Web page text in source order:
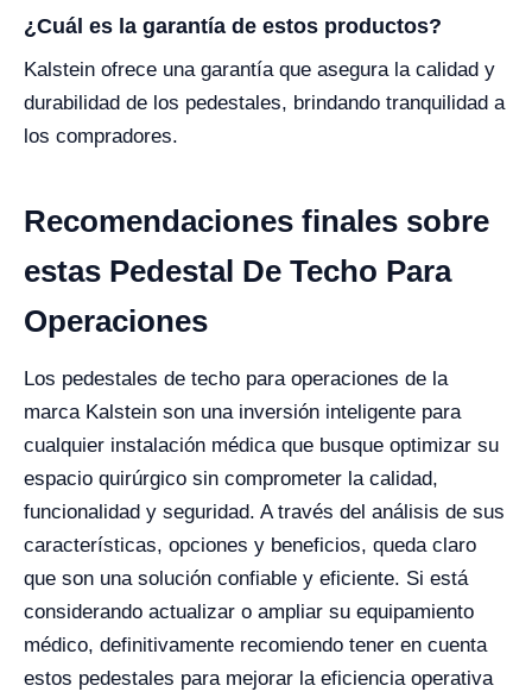
¿Cuál es la garantía de estos productos?
Kalstein ofrece una garantía que asegura la calidad y
durabilidad de los pedestales, brindando tranquilidad a
los compradores.
Recomendaciones finales sobre
estas Pedestal De Techo Para
Operaciones
Los pedestales de techo para operaciones de la
marca Kalstein son una inversión inteligente para
cualquier instalación médica que busque optimizar su
espacio quirúrgico sin comprometer la calidad,
funcionalidad y seguridad. A través del análisis de sus
características, opciones y beneficios, queda claro
que son una solución confiable y eficiente. Si está
considerando actualizar o ampliar su equipamiento
médico, definitivamente recomiendo tener en cuenta
estos pedestales para mejorar la eficiencia operativa